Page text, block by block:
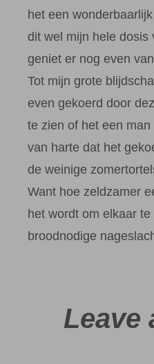
het een
dit wel mijn hele dosis
geniet er nog even
Tot mijn grote
even gekoerd door
te zien of het een
van harte dat het
de weinige
Want hoe zeldzamer
het wordt om elkaar
broodnodige
Leave